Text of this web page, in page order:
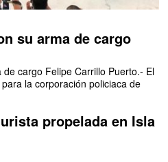
su arma de cargo
cargo Felipe Carrillo Puerto.- El
la corporación policiaca de
propelada en Isla